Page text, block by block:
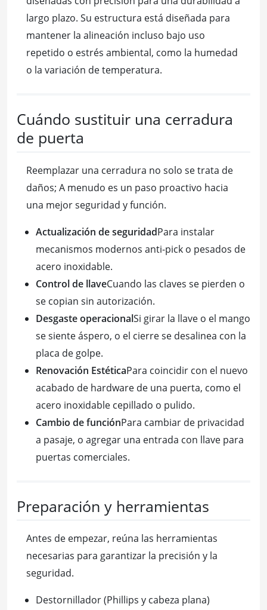
largo plazo. Su estructura está diseñada para
mantener la alineación incluso bajo uso
repetido o estrés ambiental, como la humedad
o la variación de temperatura.
Cuándo sustituir una cerradura
de puerta
Reemplazar una cerradura no solo se trata de
daños; A menudo es un paso proactivo hacia
una mejor seguridad y función.
Actualización de seguridadPara instalar
mecanismos modernos anti-pick o pesados de
acero inoxidable.
Control de llaveCuando las claves se pierden o
se copian sin autorización.
Desgaste operacionalSi girar la llave o el mango
se siente áspero, o el cierre se desalinea con la
placa de golpe.
Renovación EstéticaPara coincidir con el nuevo
acabado de hardware de una puerta, como el
acero inoxidable cepillado o pulido.
Cambio de funciónPara cambiar de privacidad
a pasaje, o agregar una entrada con llave para
puertas comerciales.
Preparación y herramientas
Antes de empezar, reúna las herramientas
necesarias para garantizar la precisión y la
seguridad.
Destornillador (Phillips y cabeza plana)